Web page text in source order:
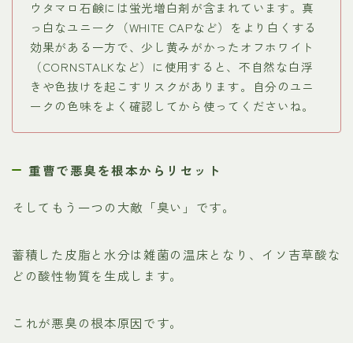
ウタマロ石鹸には蛍光増白剤が含まれています。真
っ白なユニーク（WHITE CAPなど）をより白くする
効果がある一方で、少し黄みがかったオフホワイト
（CORNSTALKなど）に使用すると、不自然な白浮
きや色抜けを起こすリスクがあります。自分のユニ
ークの色味をよく確認してから使ってくださいね。
重曹で悪臭を根本からリセット
そしてもう一つの大敵「臭い」です。
蓄積した皮脂と水分は雑菌の温床となり、イソ吉草酸な
どの酸性物質を生成します。
これが悪臭の根本原因です。